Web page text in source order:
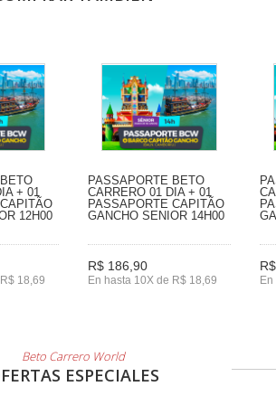
+ 01
12H00
18,69
PASSAPORTE BETO
CARRERO 01 DIA + 01
PASSAPORTE CAPITÃO
GANCHO SENIOR 14H00
R$ 186,90
En hasta 10X de R$ 18,69
Beto Carrero World
ESPECIALES